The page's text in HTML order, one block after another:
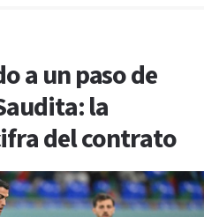
a un paso de
la
del contrato